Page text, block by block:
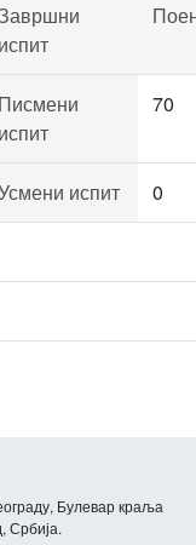
испит
Писмени
испит
70
испит 0
Булевар краља
Србија.